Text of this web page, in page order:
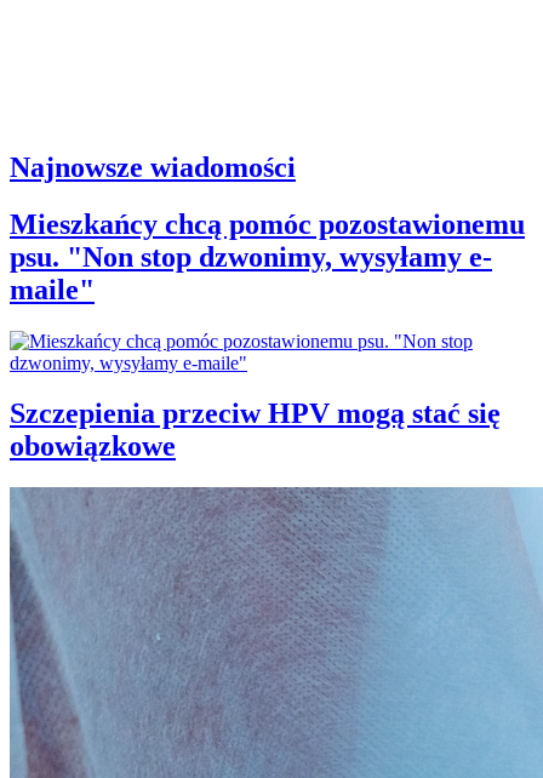
Najnowsze wiadomości
Mieszkańcy chcą pomóc pozostawionemu
psu. "Non stop dzwonimy, wysyłamy e-
maile"
Szczepienia przeciw HPV mogą stać się
obowiązkowe